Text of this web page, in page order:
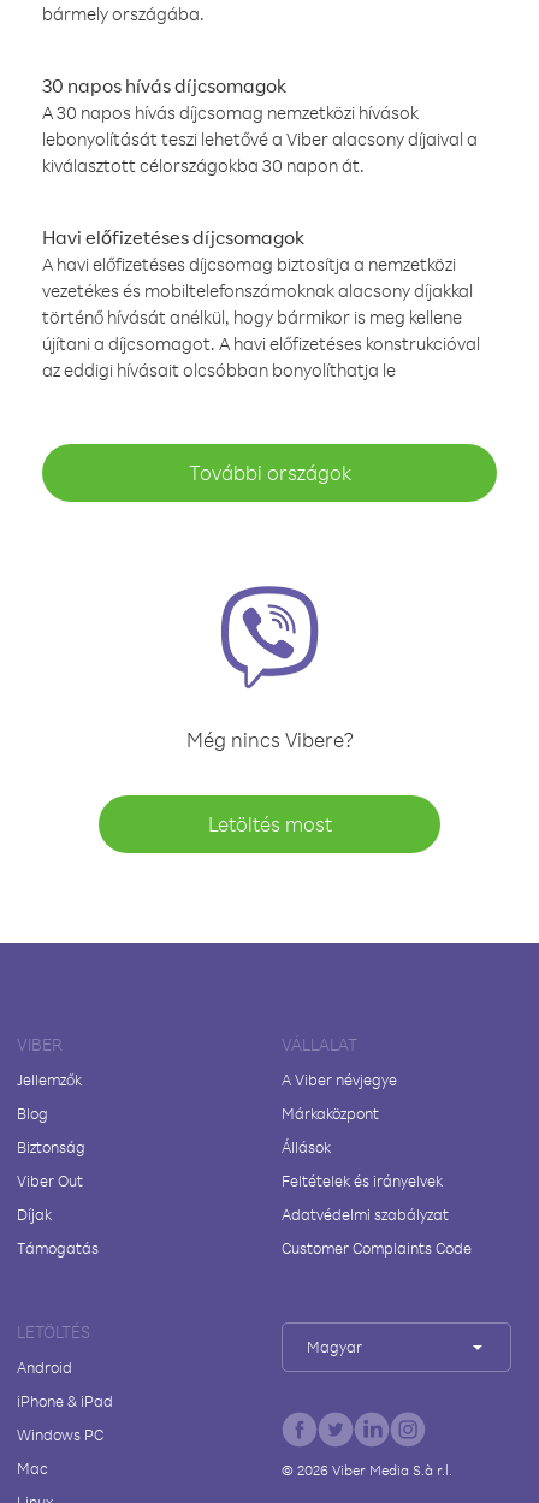
bármely országába.
30 napos hívás díjcsomagok
A 30 napos hívás díjcsomag nemzetközi hívások
lebonyolítását teszi lehetővé a Viber alacsony díjaival a
kiválasztott célországokba 30 napon át.
Havi előfizetéses díjcsomagok
A havi előfizetéses díjcsomag biztosítja a nemzetközi
vezetékes és mobiltelefonszámoknak alacsony díjakkal
történő hívását anélkül, hogy bármikor is meg kellene
újítani a díjcsomagot. A havi előfizetéses konstrukcióval
az eddigi hívásait olcsóbban bonyolíthatja le
További országok
Még nincs Vibere?
Letöltés most
VIBER
Jellemzők
Blog
Biztonság
Viber Out
Díjak
Támogatás
VÁLLALAT
A Viber névjegye
Márkaközpont
Állások
Feltételek és irányelvek
Adatvédelmi szabályzat
Customer Complaints Code
LETÖLTÉS
Android
iPhone & iPad
Windows PC
Mac
Magyar
© 2026Viber Media S.à r.l.